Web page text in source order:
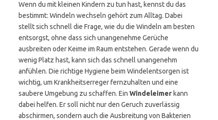
Wenn du mit kleinen Kindern zu tun hast, kennst du das
bestimmt: Windeln wechseln gehört zum Alltag. Dabei
stellt sich schnell die Frage, wie du die Windeln am besten
entsorgst, ohne dass sich unangenehme Gerüche
ausbreiten oder Keime im Raum entstehen. Gerade wenn du
wenig Platz hast, kann sich das schnell unangenehm
anfühlen. Die richtige Hygiene beim Windelentsorgen ist
wichtig, um Krankheitserreger fernzuhalten und eine
saubere Umgebung zu schaffen. Ein Windeleimer kann
dabei helfen. Er soll nicht nur den Geruch zuverlässig
abschirmen, sondern auch die Ausbreitung von Bakterien